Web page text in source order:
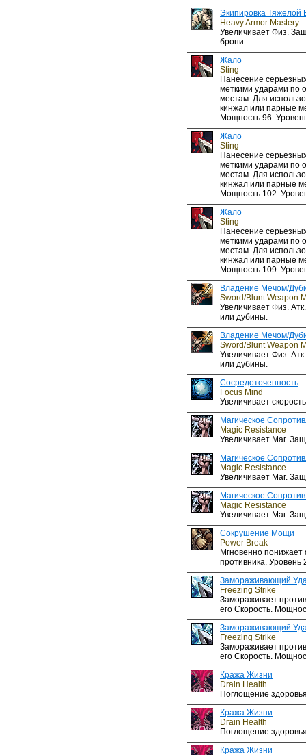
Экипировка Тяжелой
Heavy Armor Mastery
Увеличивает Физ.
брони.
Жало
Sting
Нанесение
меткими ударами по
местам. Для
кинжал или парные
Мощность 96.
Жало
Sting
Нанесение
меткими ударами по
местам. Для
кинжал или парные
Мощность 102.
Жало
Sting
Нанесение
меткими ударами по
местам. Для
кинжал или парные
Мощность 109.
Владение Мечом/
Sword/Blunt Weapon
Увеличивает Физ.
или дубины.
Владение Мечом/
Sword/Blunt Weapon
Увеличивает Физ.
или дубины.
Сосредоточенность
Focus Mind
Увеличивает
Магическое
Magic Resistance
Увеличивает Маг.
Магическое
Magic Resistance
Увеличивает Маг.
Магическое
Magic Resistance
Увеличивает Маг.
Сокрушение Мощи
Power Break
Мгновенно понижает
противника. Уровень
Замораживающий
Freezing Strike
Замораживает
его Скорость.
Замораживающий
Freezing Strike
Замораживает
его Скорость.
Кража Жизни
Drain Health
Поглощение
Кража Жизни
Drain Health
Поглощение
Кража Жизни